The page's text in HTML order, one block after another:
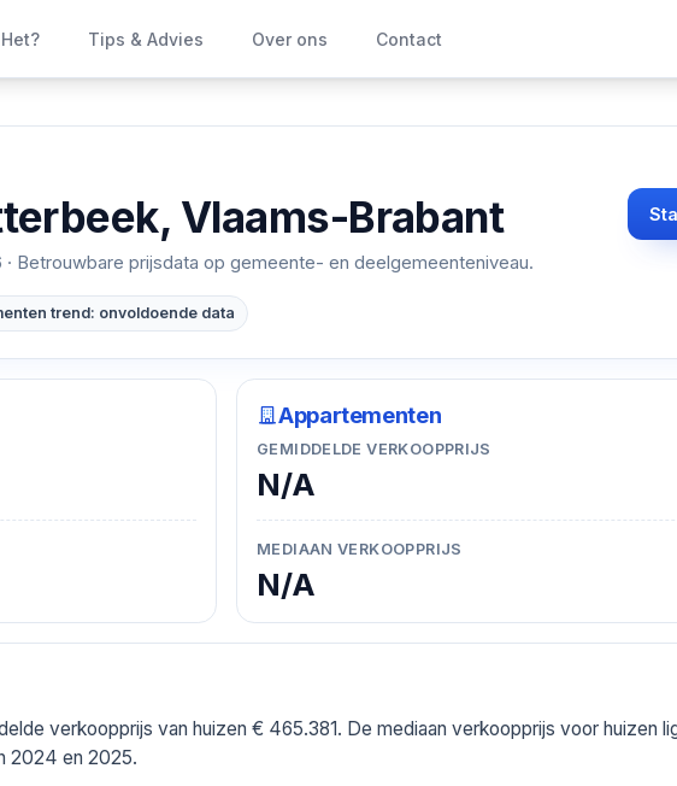
Tips & Advies Over ons Contact
Vlaams-Brabant
· Betrouwbare prijsdata op gemeente- en deelgemeenteniveau.
trend: onvoldoende data
Appartementen
GEMIDDELDE VERKOOPPRIJS
N/A
MEDIAAN VERKOOPPRIJS
N/A
verkoopprijs van huizen € 465.381. De mediaan verkoopprijs voor huizen
2024 en 2025.